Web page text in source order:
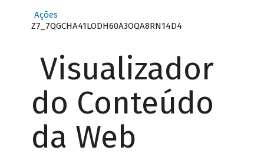
Ações
Z7_7QGCHA41LODH60A3OQA8RN14D4
Visualizador
do Conteúdo
da Web